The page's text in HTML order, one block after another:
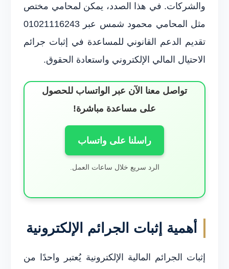
والشركات. في هذا الصدد، يمكن لمحامي مختص
مثل المحامي محمود شمس عبر 01021116243
تقديم الدعم القانوني للمساعدة في إثبات جرائم
الاحتيال المالي الإلكتروني واستعادة الحقوق.
تواصل معنا الآن عبر الواتساب للحصول
على مساعدة مباشرة!
راسلنا على واتساب
الرد سريع خلال ساعات العمل.
أهمية إثبات الجرائم الإلكترونية
إثبات الجرائم المالية الإلكترونية يُعتبر واحدًا من